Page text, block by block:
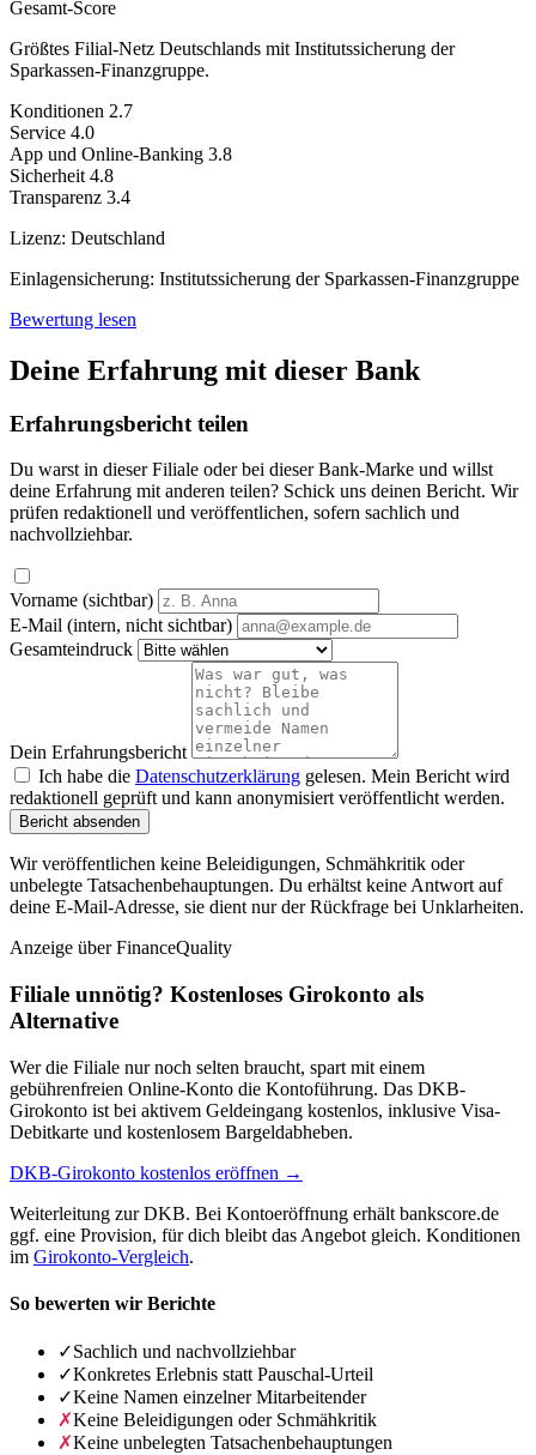
Gesamt-Score
Größtes Filial-Netz Deutschlands mit Institutssicherung der
Sparkassen-Finanzgruppe.
Konditionen 2.7
Service 4.0
App und Online-Banking 3.8
Sicherheit 4.8
Transparenz 3.4
Lizenz: Deutschland
Einlagensicherung: Institutssicherung der Sparkassen-Finanzgruppe
Bewertung lesen
Deine Erfahrung mit dieser Bank
Erfahrungsbericht teilen
Du warst in dieser Filiale oder bei dieser Bank-Marke und willst
deine Erfahrung mit anderen teilen? Schick uns deinen Bericht. Wir
prüfen redaktionell und veröffentlichen, sofern sachlich und
nachvollziehbar.
Vorname (sichtbar)
E-Mail (intern, nicht sichtbar)
Gesamteindruck
Dein Erfahrungsbericht
Ich habe die Datenschutzerklärung gelesen. Mein Bericht wird
redaktionell geprüft und kann anonymisiert veröffentlicht werden.
Bericht absenden
Wir veröffentlichen keine Beleidigungen, Schmähkritik oder
unbelegte Tatsachenbehauptungen. Du erhältst keine Antwort auf
deine E-Mail-Adresse, sie dient nur der Rückfrage bei Unklarheiten.
Anzeige über FinanceQuality
Filiale unnötig? Kostenloses Girokonto als
Alternative
Wer die Filiale nur noch selten braucht, spart mit einem
gebührenfreien Online-Konto die Kontoführung. Das DKB-
Girokonto ist bei aktivem Geldeingang kostenlos, inklusive Visa-
Debitkarte und kostenlosem Bargeldabheben.
DKB-Girokonto kostenlos eröffnen →
Weiterleitung zur DKB. Bei Kontoeröffnung erhält bankscore.de
ggf. eine Provision, für dich bleibt das Angebot gleich. Konditionen
im Girokonto-Vergleich.
So bewerten wir Berichte
✓Sachlich und nachvollziehbar
✓Konkretes Erlebnis statt Pauschal-Urteil
✓Keine Namen einzelner Mitarbeitender
✗Keine Beleidigungen oder Schmähkritik
✗Keine unbelegten Tatsachenbehauptungen